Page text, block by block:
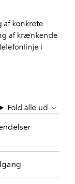
af konkrete
af krænkende
i
Fold alle ud